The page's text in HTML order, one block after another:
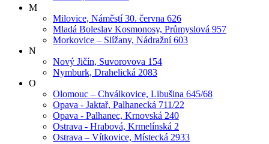
M
Milovice, Náměstí 30. června 626
Mladá Boleslav Kosmonosy, Průmyslová 957
Morkovice – Slížany, Nádražní 603
N
Nový Jičín, Suvorovova 154
Nymburk, Drahelická 2083
O
Olomouc – Chválkovice, Libušina 645/68
Opava - Jaktař, Palhanecká 711/22
Opava - Palhanec, Krnovská 240
Ostrava - Hrabová, Krmelínská 2
Ostrava – Vítkovice, Místecká 2933